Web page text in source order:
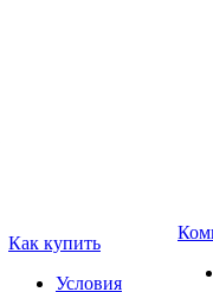
Как купить
Условия